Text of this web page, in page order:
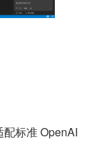
配标准 OpenAI